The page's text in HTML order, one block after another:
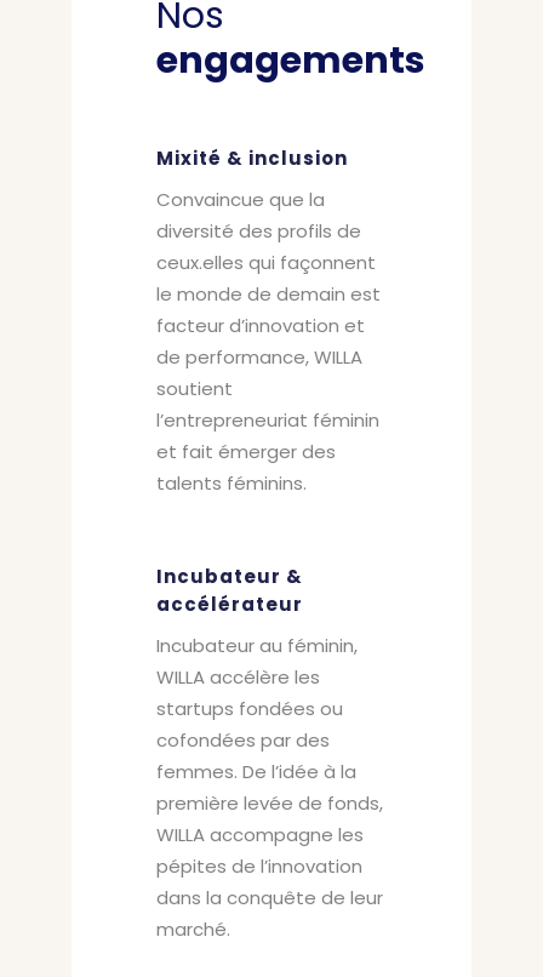
Nos
engagements
Mixité & inclusion
Convaincue que la
diversité des profils de
ceux.elles qui façonnent
le monde de demain est
facteur d’innovation et
de performance, WILLA
soutient
l’entrepreneuriat féminin
et fait émerger des
talents féminins.
Incubateur &
accélérateur
Incubateur au féminin,
WILLA accélère les
startups fondées ou
cofondées par des
femmes. De l’idée à la
première levée de fonds,
WILLA accompagne les
pépites de l’innovation
dans la conquête de leur
marché.